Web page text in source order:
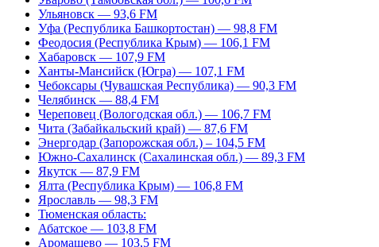
Ульяновск — 93,6 FM
Уфа (Республика Башкортостан) — 98,8 FM
Феодосия (Республика Крым) — 106,1 FM
Хабаровск — 107,9 FM
Ханты-Мансийск (Югра) — 107,1 FM
Чебоксары (Чувашская Республика) — 90,3 FM
Челябинск — 88,4 FM
Череповец (Вологодская обл.) — 106,7 FM
Чита (Забайкальский край) — 87,6 FM
Энергодар (Запорожская обл.) – 104,5 FM
Южно-Сахалинск (Сахалинская обл.) — 89,3 FM
Якутск — 87,9 FM
Ялта (Республика Крым) — 106,8 FM
Ярославль — 98,3 FM
Тюменская область:
Абатское — 103,8 FM
Аромашево — 103,5 FM